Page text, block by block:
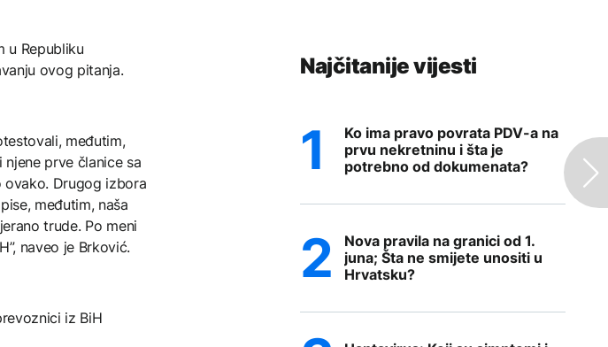
u Republiku
ovog pitanja.
međutim,
prve članice sa
ovako. Drugog izbora
međutim, naša
trude. Po meni
naveo je Brković.
iz BiH
Najčitanije vijesti
Ko ima pravo povrata PDV-a na
prvu nekretninu i šta je
potrebno od dokumenata?
Nova pravila na granici od 1.
juna; Šta ne smijete unositi u
Hrvatsku?